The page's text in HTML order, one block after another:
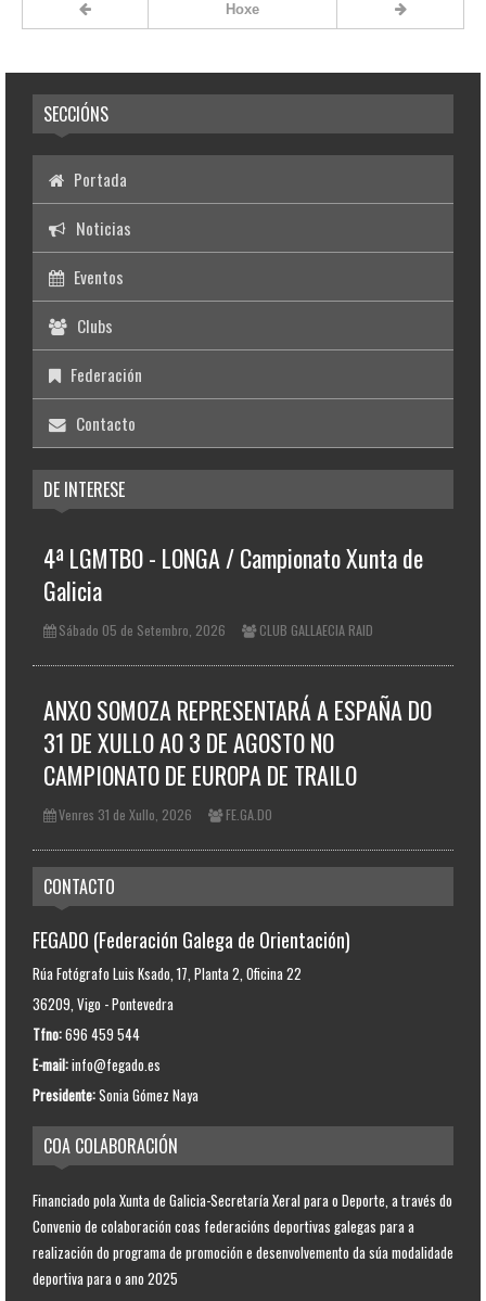
Hoxe
SECCIÓNS
Portada
Noticias
Eventos
Clubs
Federación
Contacto
DE INTERESE
4ª LGMTBO - LONGA / Campionato Xunta de
Galicia
Sábado 05 de Setembro, 2026 CLUB GALLAECIA RAID
ANXO SOMOZA REPRESENTARÁ A ESPAÑA DO
31 DE XULLO AO 3 DE AGOSTO NO
CAMPIONATO DE EUROPA DE TRAILO
Venres 31 de Xullo, 2026 FE.GA.DO
CONTACTO
FEGADO (Federación Galega de Orientación)
Rúa Fotógrafo Luis Ksado, 17, Planta 2, Oficina 22
36209, Vigo - Pontevedra
Tfno:696 459 544
E-mail:info@fegado.es
Presidente:Sonia Gómez Naya
COA COLABORACIÓN
Financiado pola Xunta de Galicia-Secretaría Xeral para o Deporte, a través do
Convenio de colaboración coas federacións deportivas galegas para a
realización do programa de promoción e desenvolvemento da súa modalidade
deportiva para o ano 2025